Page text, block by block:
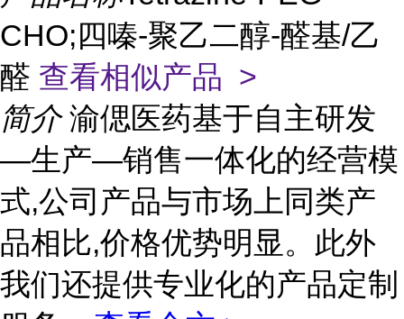
CHO;四嗪-聚乙二醇-醛基/乙
醛 查看相似产品 >
简介 渝偲医药基于自主研发
—生产—销售一体化的经营模
式,公司产品与市场上同类产
品相比,价格优势明显。此外
我们还提供专业化的产品定制